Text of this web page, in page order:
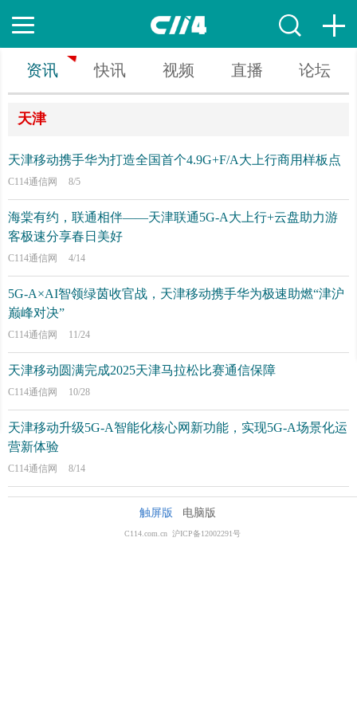
资讯 快讯 视频 直播 论坛
天津
天津移动携手华为打造全国首个4.9G+F/A大上行商用样板点
C114通信网 8/5
海棠有约，联通相伴——天津联通5G-A大上行+云盘助力游
客极速分享春日美好
C114通信网 4/14
5G-A×AI智领绿茵收官战，天津移动携手华为极速助燃“津沪
巅峰对决”
C114通信网 11/24
天津移动圆满完成2025天津马拉松比赛通信保障
C114通信网 10/28
天津移动升级5G-A智能化核心网新功能，实现5G-A场景化运
营新体验
C114通信网 8/14
触屏版 电脑版
C114.com.cn 沪ICP备12002291号